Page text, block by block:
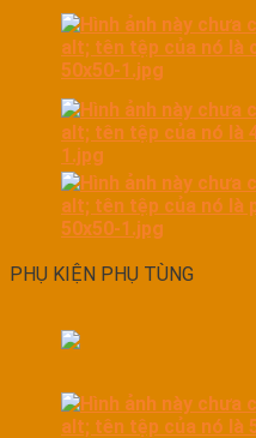
PHỤ KIỆN PHỤ TÙNG